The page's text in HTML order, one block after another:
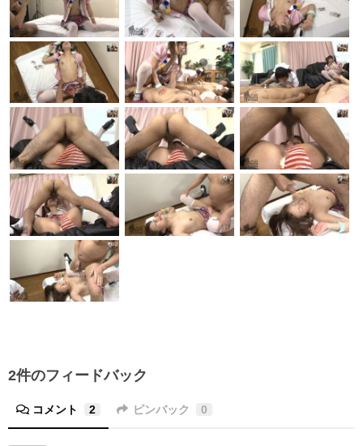
2件のフィードバック
コメント 2 ピンバック 0